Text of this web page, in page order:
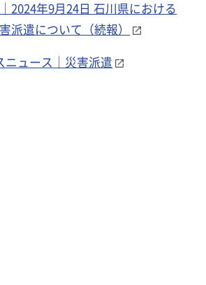
2024年9月24日 石川県における
派遣について（続報）
ニュース｜災害派遣